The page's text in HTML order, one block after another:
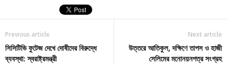
Previous article
সিসিটিভি ফুটেজ দেখে দোষীদের বিরুদ্ধে
ব্যবস্থা: স্বরাষ্ট্রমন্ত্রী
Next article
উত্তরে আতিকুল, দক্ষিণে তাপস ও হাজী
সেলিমের মনোনয়নপত্র সংগ্রহ